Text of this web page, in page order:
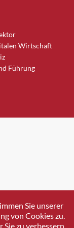
Wirtschaft
Führung
Sie unserer
von Cookies zu.
zu verbessern.